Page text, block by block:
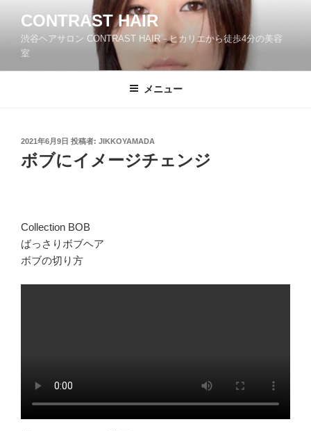
ツ
CONTRAST HAIR
渋谷ヘアサロン CONTRAST HAIR－ヒカリエから徒歩4分の美容
室
メニュー
投
日:
2021年6月9日 投稿者: JIKKOYAMADA
ボブにイメージチェンジ
Collection BOB
ばっさりボブヘア
ボブの切り方